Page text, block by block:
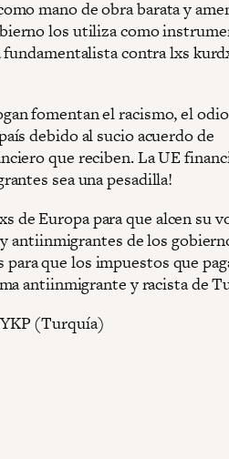
mano de obra barata y
los utiliza como
contra lxs
fomentan el racismo, el
debido al sucio acuerdo de
que reciben. La UE
sea una pesadilla!
de Europa para que alcen su
antiinmigrantes de los
que los impuestos que
antiinmigrante y racista de
(Turquía)